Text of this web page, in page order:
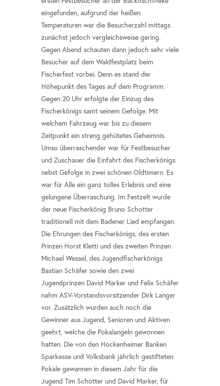
eingefunden, aufgrund der heißen
Temperaturen war die Besucherzahl mittags
zunächst jedoch vergleichsweise gering.
Gegen Abend schauten dann jedoch sehr viele
Besucher auf dem Waldfestplatz beim
Fischerfest vorbei. Denn es stand der
Höhepunkt des Tages auf dem Programm.
Gegen 20 Uhr erfolgte der Einzug des
Fischerkönigs samt seinem Gefolge. Mit
welchem Fahrzeug war bis zu diesem
Zeitpunkt ein streng gehütetes Geheimnis.
Umso überraschender war für Festbesucher
und Zuschauer die Einfahrt des Fischerkönigs
nebst Gefolge in zwei schönen Oldtimern. Es
war für Alle ein ganz tolles Erlebnis und eine
gelungene Überraschung. Im Festzelt wurde
der neue Fischerkönig Bruno Schotter
traditionell mit dem Badener Lied empfangen.
Die Ehrungen des Fischerkönigs, des ersten
Prinzen Horst Kletti und des zweiten Prinzen
Michael Wessel, des Jugendfischerkönigs
Bastian Schäfer sowie den zwei
Jugendprinzen David Marker und Felix Schäfer
nahm ASV-Vorstandsvorsitzender Dirk Langer
vor. Zusätzlich wurden auch noch die
Gewinner aus Jugend, Senioren und Aktiven
geehrt, welche die Pokalangeln gewonnen
hatten. Die von den Hockenheimer Banken
Sparkasse und Volksbank jährlich gestifteten
Pokale gewannen in diesem Jahr für die
Jugend Tim Schotter und David Marker, für